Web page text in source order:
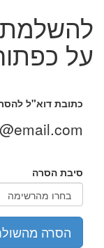
על
כתובת דוא"ל
סיבת הסרה
הסרה